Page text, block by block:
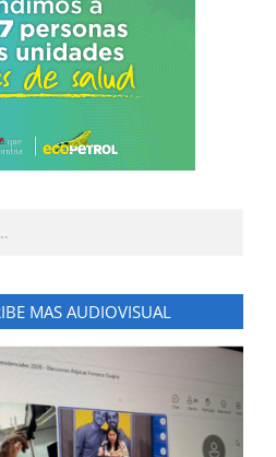
MAS AUDIOVISUAL